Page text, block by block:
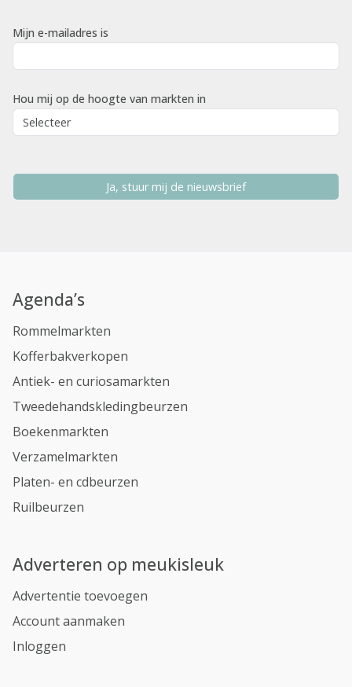
Mijn e-mailadres is
Hou mij op de hoogte van markten in
Ja, stuur mij de nieuwsbrief
Agenda’s
Rommelmarkten
Kofferbakverkopen
Antiek- en curiosamarkten
Tweedehandskledingbeurzen
Boekenmarkten
Verzamelmarkten
Platen- en cdbeurzen
Ruilbeurzen
Adverteren op meukisleuk
Advertentie toevoegen
Account aanmaken
Inloggen